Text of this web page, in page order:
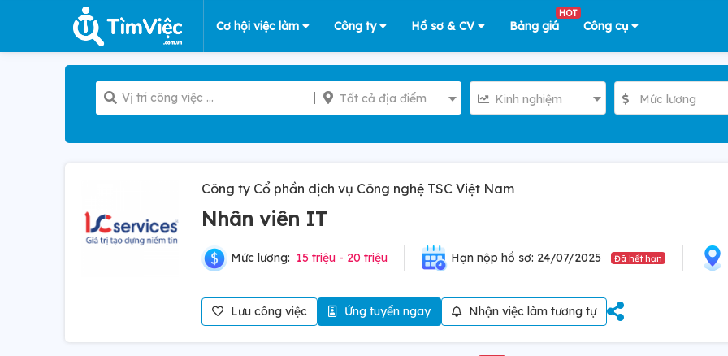
Cơ hội việc làm Công ty Hồ sơ & CV Bảng giá
HOT
Công cụ
Tất cả địa điểm Kinh nghiệm Mức lương
Công ty Cổ phần dịch vụ Công nghệ TSC Việt Nam
Nhân viên IT
Mức lương: 15 triệu - 20 triệu Hạn nộp hồ sơ: 24/07/2025 Đã hết hạn
Lưu công việc Ứng tuyển ngay Nhận việc làm tương tự